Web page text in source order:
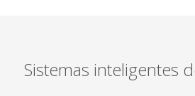
Sistemas inteligentes